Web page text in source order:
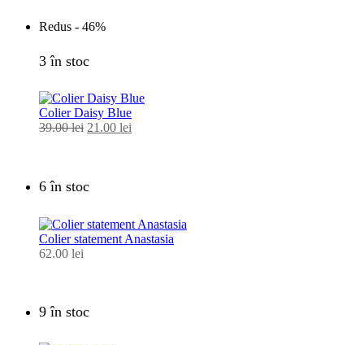
Redus - 46%
3 în stoc
Colier Daisy Blue
39.00lei Prețul
39.00 lei.
21.00 lei
6 în stoc
Colier statement Anastasia
62.00 lei
9 în stoc